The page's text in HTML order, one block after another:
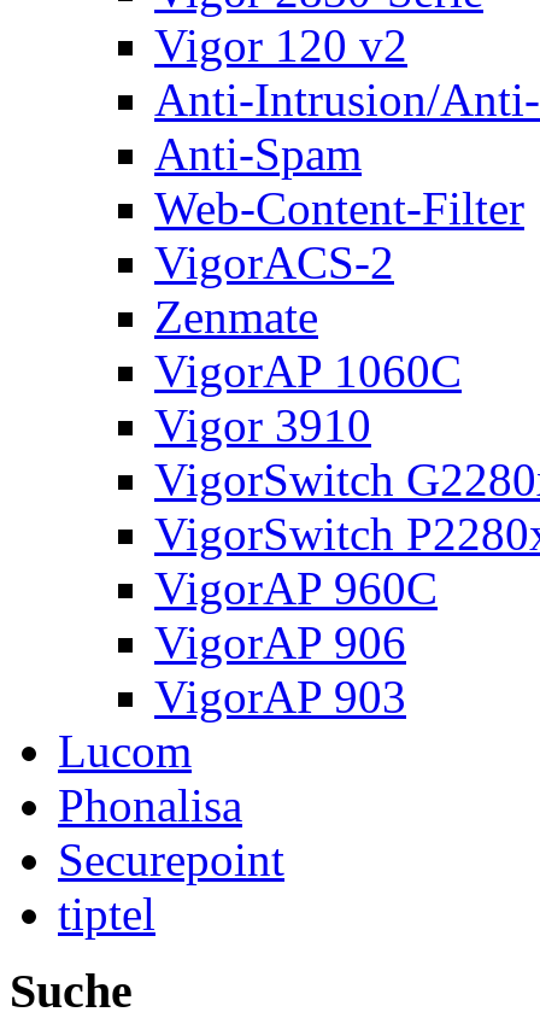
Vigor 120 v2
Anti-Intrusion/
Anti-Spam
Web-Content-Filter
VigorACS-2
Zenmate
VigorAP 1060C
Vigor 3910
VigorSwitch
VigorSwitch
VigorAP 960C
VigorAP 906
VigorAP 903
Lucom
Phonalisa
Securepoint
tiptel
Suche